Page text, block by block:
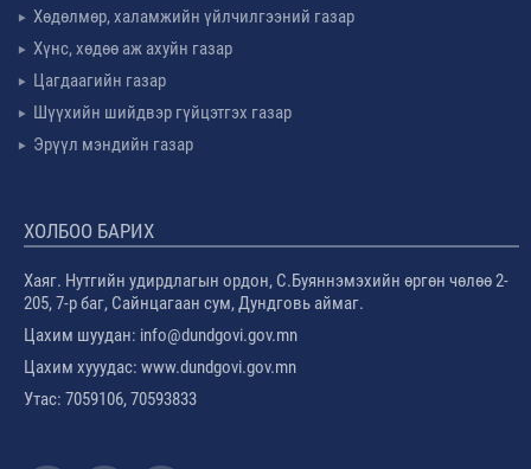
Хөдөлмөр, халамжийн үйлчилгээний газар
Хүнс, хөдөө аж ахуйн газар
Цагдаагийн газар
Шүүхийн шийдвэр гүйцэтгэх газар
Эрүүл мэндийн газар
ХОЛБОО БАРИХ
Хаяг. Нутгийн удирдлагын ордон, С.Буяннэмэхийн өргөн чөлөө 2-
205, 7-р баг, Сайнцагаан сум, Дундговь аймаг.
Цахим шуудан: info@dundgovi.gov.mn
Цахим хууудас: www.dundgovi.gov.mn
Утас: 7059106, 70593833